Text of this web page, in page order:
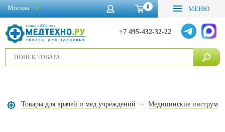
0 МЕНЮ
+7 495-432-32-22
Москва
Товары для врачей и мед.учреждений Медицинские